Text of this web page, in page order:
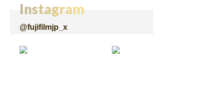
Instagram
@fujifilmjp_x